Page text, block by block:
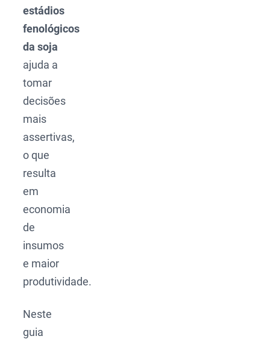
estádios
fenológicos
da soja
ajuda a
tomar
decisões
mais
assertivas,
o que
resulta
em
economia
de
insumos
e maior
produtividade.
Neste
guia